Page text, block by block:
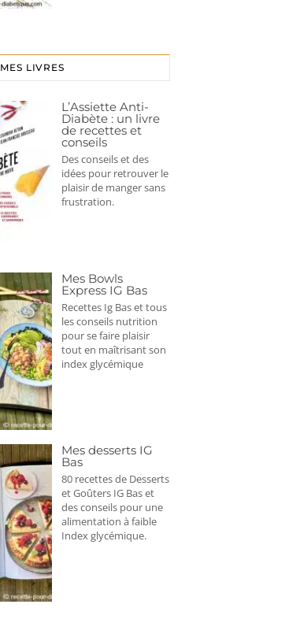
MES LIVRES
L’Assiette Anti-
Diabète : un livre
de recettes et
conseils
Des conseils et des
idées pour retrouver le
plaisir de manger sans
frustration.
Mes Bowls
Express IG Bas
Recettes Ig Bas et tous
les conseils nutrition
pour se faire plaisir
tout en maîtrisant son
index glycémique
Mes desserts IG
Bas
80 recettes de Desserts
et Goûters IG Bas et
des conseils pour une
alimentation à faible
Index glycémique.